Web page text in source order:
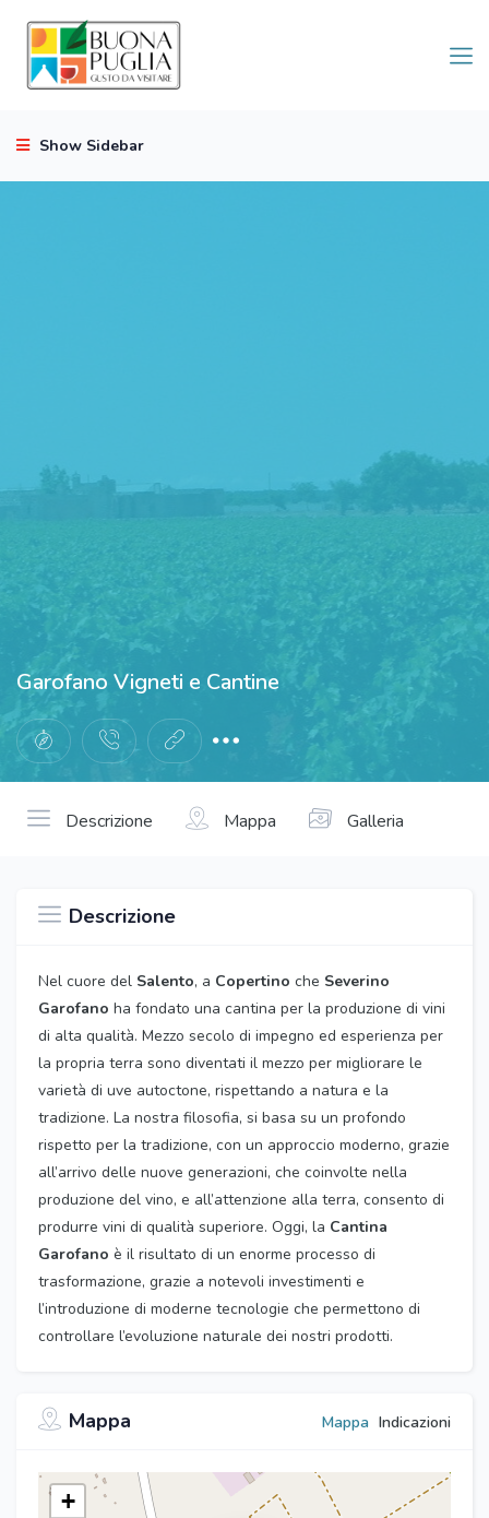
Show Sidebar
Garofano Vigneti e Cantine
Descrizione Mappa Galleria
Descrizione
Nel cuore del Salento, a Copertino che Severino
Garofano ha fondato una cantina per la produzione di vini
di alta qualità. Mezzo secolo di impegno ed esperienza per
la propria terra sono diventati il mezzo per migliorare le
varietà di uve autoctone, rispettando a natura e la
tradizione. La nostra filosofia, si basa su un profondo
rispetto per la tradizione, con un approccio moderno, grazie
all’arrivo delle nuove generazioni, che coinvolte nella
produzione del vino, e all’attenzione alla terra, consento di
produrre vini di qualità superiore. Oggi, la Cantina
Garofano è il risultato di un enorme processo di
trasformazione, grazie a notevoli investimenti e
l’introduzione di moderne tecnologie che permettono di
controllare l’evoluzione naturale dei nostri prodotti.
Mappa Mappa Indicazioni
+